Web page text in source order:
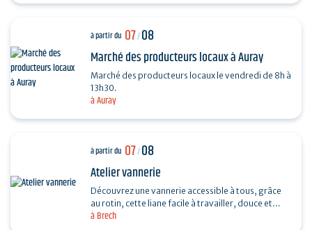
à Auray
à partir du 07/08
Marché des producteurs locaux à Auray
Marché des producteurs locaux le vendredi de 8h à
13h30.
à Brech
à partir du 07/08
Atelier vannerie
Découvrez une vannerie accessible à tous, grâce
au rotin, cette liane facile à travailler, douce et